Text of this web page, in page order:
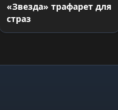
«Звезда» трафарет для
страз